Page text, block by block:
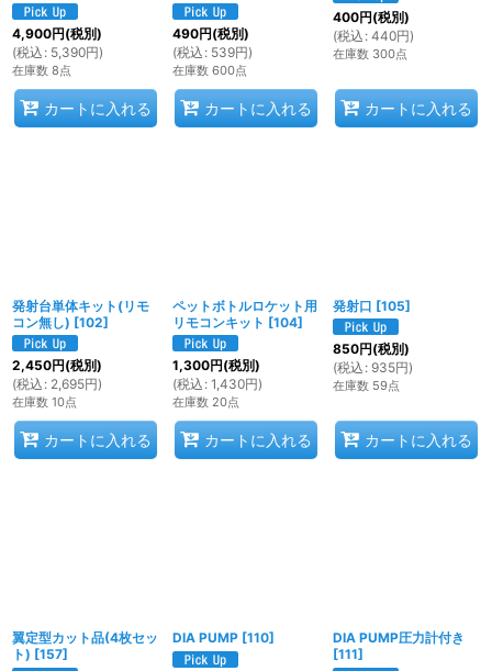
4,900円(税別)
(税込 : 5,390円)
在庫数 8点
カートに入れる
490円(税別)
(税込 : 539円)
在庫数 600点
カートに入れる
400円(税別)
(税込 : 440円)
在庫数 300点
カートに入れる
発射台単体キット(リモ
コン無し) [102]
2,450円(税別)
(税込 : 2,695円)
在庫数 10点
カートに入れる
ペットボトルロケット用
リモコンキット [104]
1,300円(税別)
(税込 : 1,430円)
在庫数 20点
カートに入れる
発射口 [105]
850円(税別)
(税込 : 935円)
在庫数 59点
カートに入れる
翼定型カット品(4枚セッ
ト) [157]
DIA PUMP [110]
DIA PUMP圧力計付き
[111]